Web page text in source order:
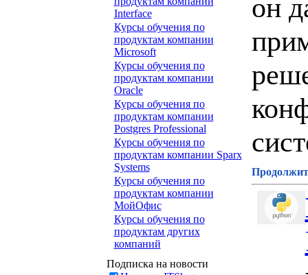
Interface
Курсы обучения по
продуктам компании
Microsoft
Курсы обучения по
продуктам компании
Oracle
Курсы обучения по
продуктам компании
Postgres Professional
Курсы обучения по
продуктам компании Sparx
Systems
Курсы обучения по
продуктам компании
МойОфис
Курсы обучения по
продуктам других
компаний
Подписка на новости
он